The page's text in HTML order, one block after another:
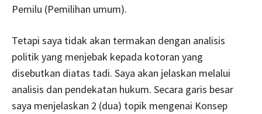
Pemilu (Pemilihan umum).
Tetapi saya tidak akan termakan dengan analisis
politik yang menjebak kepada kotoran yang
disebutkan diatas tadi. Saya akan jelaskan melalui
analisis dan pendekatan hukum. Secara garis besar
saya menjelaskan 2 (dua) topik mengenai Konsep